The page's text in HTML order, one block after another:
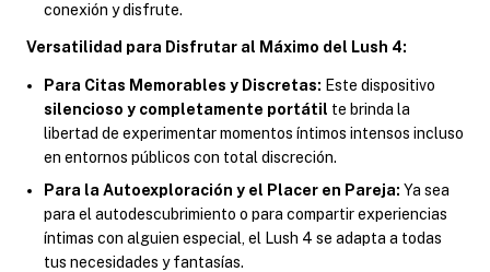
conexión y disfrute.
Versatilidad para Disfrutar al Máximo del Lush 4:
Para Citas Memorables y Discretas: Este dispositivo
silencioso y completamente portátil te brinda la
libertad de experimentar momentos íntimos intensos incluso
en entornos públicos con total discreción.
Para la Autoexploración y el Placer en Pareja: Ya sea
para el autodescubrimiento o para compartir experiencias
íntimas con alguien especial, el Lush 4 se adapta a todas
tus necesidades y fantasías.